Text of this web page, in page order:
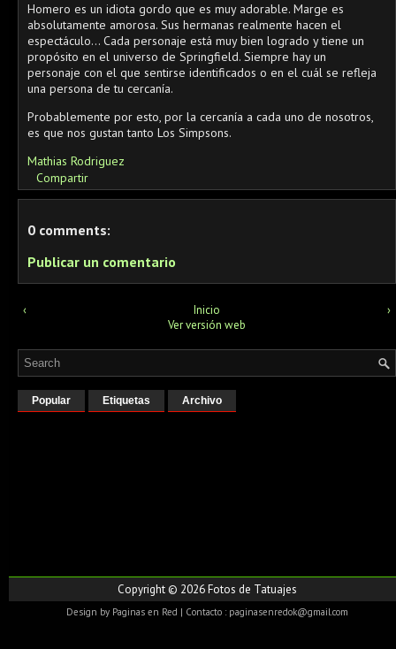
Homero es un idiota gordo que es muy adorable. Marge es
absolutamente amorosa. Sus hermanas realmente hacen el
espectáculo... Cada personaje está muy bien logrado y tiene un
propósito en el universo de Springfield. Siempre hay un
personaje con el que sentirse identificados o en el cuál se refleja
una persona de tu cercanía.
Probablemente por esto, por la cercanía a cada uno de nosotros,
es que nos gustan tanto Los Simpsons.
Mathias Rodriguez
Compartir
0 comments:
Publicar un comentario
‹ ›
Inicio
Ver versión web
Popular Etiquetas Archivo
Copyright © 2026Fotos de Tatuajes
Design by Paginas en Red | Contacto : paginasenredok@gmail.com